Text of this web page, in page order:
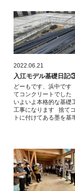
2022.06.21
入江モデル基礎日記
どーもです、浜中で
てコンクリートでした
いよいよ本格的な基
工事になります 捨て
トに付けてある墨を基